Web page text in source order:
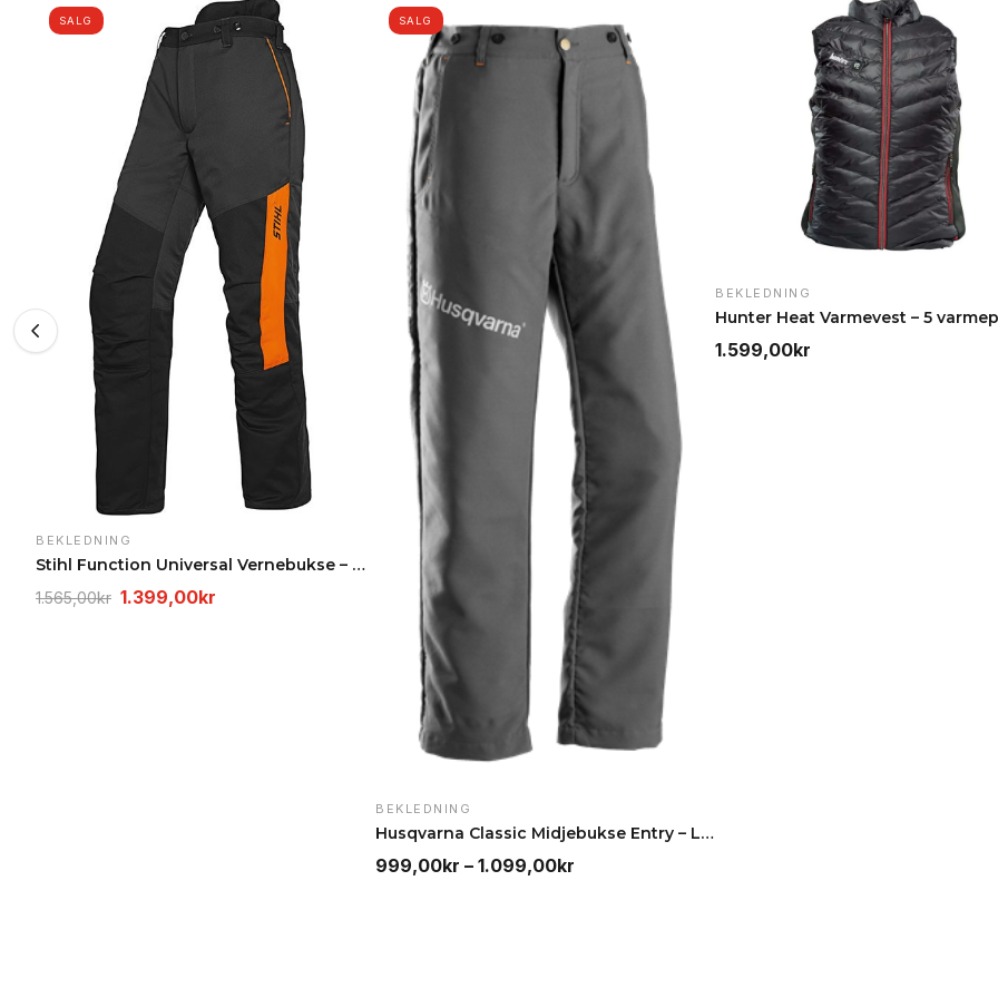
SALG
BEKLEDNING
Stihl Function Universal Vernebukse – Kuttbeskytte…
1.565,00kr Opprinnelig
1.399,00kr
SALG
BEKLEDNING
Husqvarna Classic Midjebukse Entry – Lettvekts ver…
999,00kr – 1.099,00kr
BEKLEDNING
1.599,00kr